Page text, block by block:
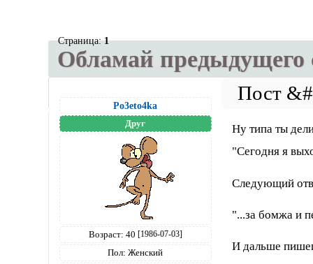
Обламай предыдущего
Страница:1
Po3eto4ka
Друг
Возраст: 40 [1986-07-03]
Пол: Женский
Ну типа ты
"Сегодня я
Следующий
"...за бомжа и
И дальше